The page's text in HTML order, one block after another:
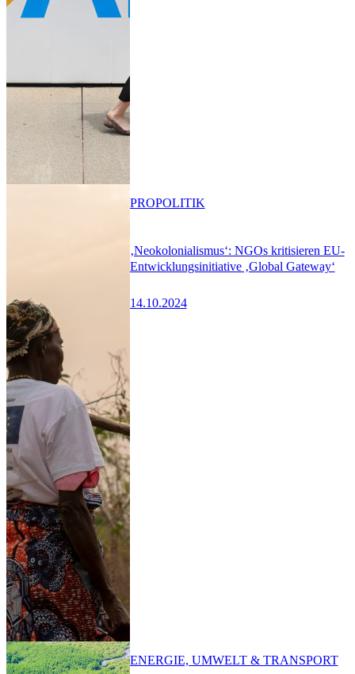
‚Neokolonialismus‘: NGOs kritisieren EU-
Entwicklungsinitiative ‚Global Gateway‘
14.10.2024
PROPOLITIK
ENERGIE, UMWELT & TRANSPORT